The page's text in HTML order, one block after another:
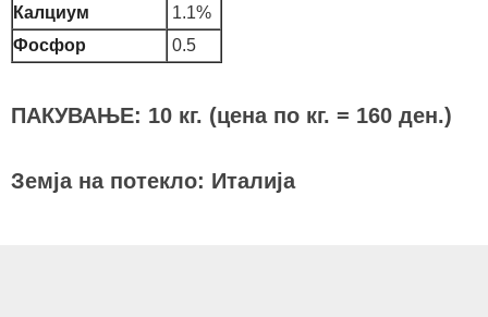
Калциум
1.1%
Фосфор
0.5
ПАКУВАЊЕ: 10 кг. (цена по кг. = 160 ден.)
Земја на потекло: Италија